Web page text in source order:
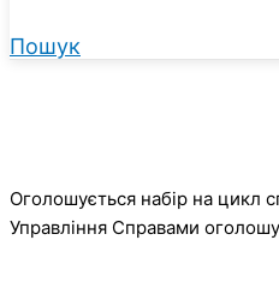
Пошук
Оголошується набір на цикл
Управління Справами